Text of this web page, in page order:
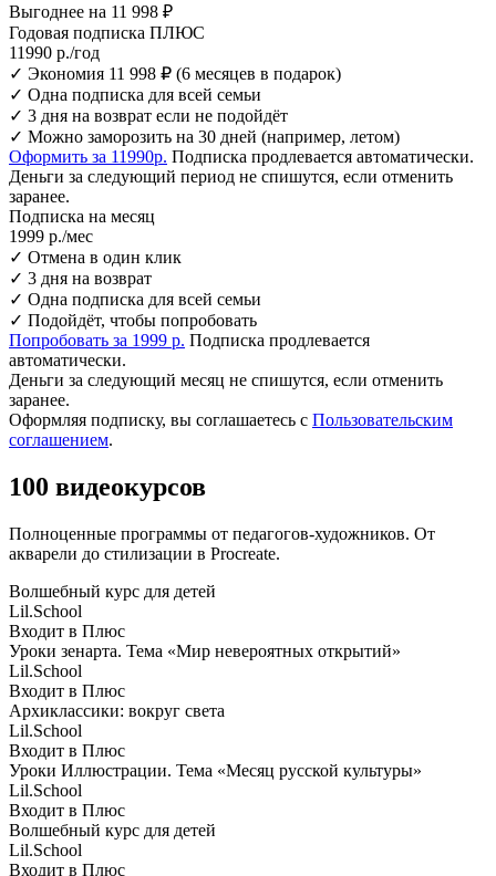
Выгоднее на 11 998 ₽
Годовая подписка ПЛЮС
11990 р./год
✓ Экономия 11 998 ₽ (6 месяцев в подарок)
✓ Одна подписка для всей семьи
✓ 3 дня на возврат если не подойдёт
✓ Можно заморозить на 30 дней (например, летом)
Оформить за 11990р. Подписка продлевается автоматически.
Деньги за следующий период не спишутся, если отменить
заранее.
Подписка на месяц
1999 р./мес
✓ Отмена в один клик
✓ 3 дня на возврат
✓ Одна подписка для всей семьи
✓ Подойдёт, чтобы попробовать
Попробовать за 1999 р. Подписка продлевается
автоматически.
Деньги за следующий месяц не спишутся, если отменить
заранее.
Оформляя подписку, вы соглашаетесь с Пользовательским
соглашением.
100 видеокурсов
Полноценные программы от педагогов-художников. От
акварели до стилизации в Procreate.
Волшебный курс для детей
Lil.School
Входит в Плюс
Уроки зенарта. Тема «Мир невероятных открытий»
Lil.School
Входит в Плюс
Архиклассики: вокруг света
Lil.School
Входит в Плюс
Уроки Иллюстрации. Тема «Месяц русской культуры»
Lil.School
Входит в Плюс
Волшебный курс для детей
Lil.School
Входит в Плюс